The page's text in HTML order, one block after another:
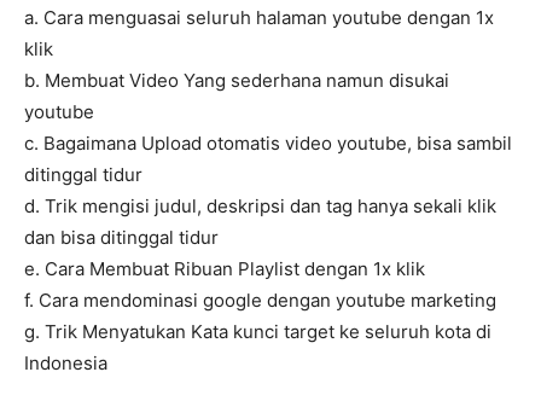
a. Cara menguasai seluruh halaman youtube dengan 1x
klik
b. Membuat Video Yang sederhana namun disukai
youtube
c. Bagaimana Upload otomatis video youtube, bisa sambil
ditinggal tidur
d. Trik mengisi judul, deskripsi dan tag hanya sekali klik
dan bisa ditinggal tidur
e. Cara Membuat Ribuan Playlist dengan 1x klik
f. Cara mendominasi google dengan youtube marketing
g. Trik Menyatukan Kata kunci target ke seluruh kota di
Indonesia